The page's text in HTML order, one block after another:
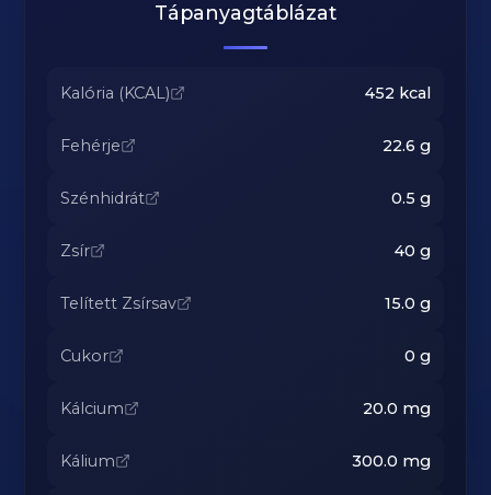
Tápanyagtáblázat
Kalória (KCAL) 452 kcal
Fehérje 22.6 g
Szénhidrát 0.5 g
Zsír 40 g
Telített Zsírsav 15.0 g
Cukor 0 g
Kálcium 20.0 mg
Kálium 300.0 mg